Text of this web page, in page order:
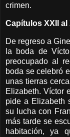
crimen.
Capítulos XXII al
De regreso a
la boda de
preocupado al
boda se celebró
unas tierras
Elizabeth. Víctor
pide a Elizabeth
su lucha con
más tarde se
habitación, ya